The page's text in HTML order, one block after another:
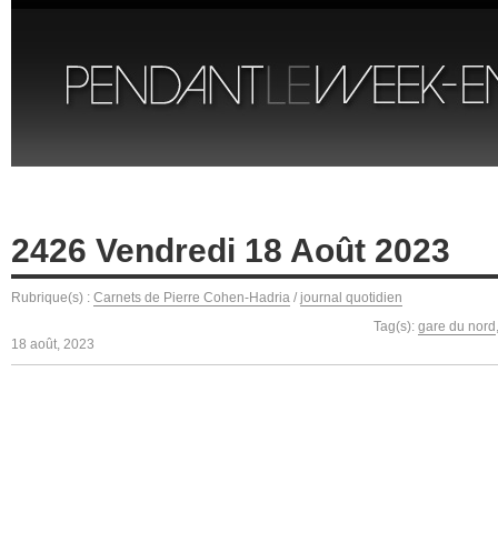
2426 Vendredi 18 Août 2023
Rubrique(s) : Carnets de Pierre Cohen-Hadria / journal quotidien
Tag(s): gare du nord
18 août, 2023